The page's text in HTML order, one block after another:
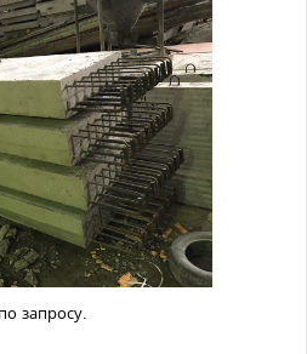
запросу.